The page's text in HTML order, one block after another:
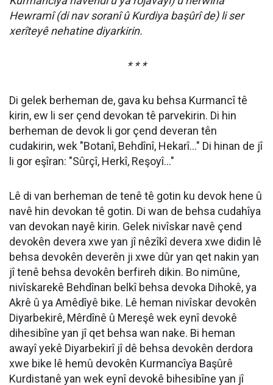
Hewramî (di nav soranî û Kurdiya başûrî de) li ser
xerîteyê nehatine diyarkirin.
* * *
Di gelek berheman de, gava ku behsa Kurmancî tê
kirin, ew li ser çend devokan tê parvekirin. Di hin
berheman de devok li gor çend deveran tên
cudakirin, wek "Botanî, Behdînî, Hekarî…" Di hinan de jî
li gor eşîran: "Sûrçî, Herkî, Reşoyî…"
Lê di van berheman de tenê tê gotin ku devok hene û
navê hin devokan tê gotin. Di wan de behsa cudahîya
van devokan nayê kirin. Gelek nivîskar navê çend
devokên devera xwe yan jî nêzîkî devera xwe didin lê
behsa devokên deverên ji xwe dûr yan qet nakin yan
jî tenê behsa devokên berfireh dikin. Bo nimûne,
nivîskarekê Behdînan belkî behsa devoka Dihokê, ya
Akrê û ya Amêdîyê bike. Lê heman nivîskar devokên
Diyarbekirê, Mêrdînê û Mereşê wek eynî devokê
dihesibîne yan jî qet behsa wan nake. Bi heman
awayî yekê Diyarbekirî jî dê behsa devokên derdora
xwe bike lê hemû devokên Kurmancîya Başûrê
Kurdistanê yan wek eynî devokê bihesibîne yan jî